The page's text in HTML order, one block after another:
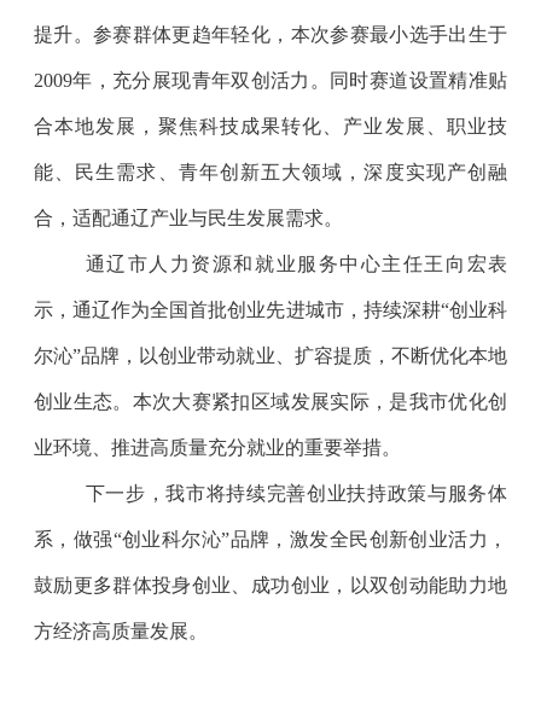
提升。参赛群体更趋年轻化，本次参赛最小选手出生于
2009年，充分展现青年双创活力。同时赛道设置精准贴
合本地发展，聚焦科技成果转化、产业发展、职业技
能、民生需求、青年创新五大领域，深度实现产创融
合，适配通辽产业与民生发展需求。
通辽市人力资源和就业服务中心主任王向宏表
示，通辽作为全国首批创业先进城市，持续深耕“创业科
尔沁”品牌，以创业带动就业、扩容提质，不断优化本地
创业生态。本次大赛紧扣区域发展实际，是我市优化创
业环境、推进高质量充分就业的重要举措。
下一步，我市将持续完善创业扶持政策与服务体
系，做强“创业科尔沁”品牌，激发全民创新创业活力，
鼓励更多群体投身创业、成功创业，以双创动能助力地
方经济高质量发展。